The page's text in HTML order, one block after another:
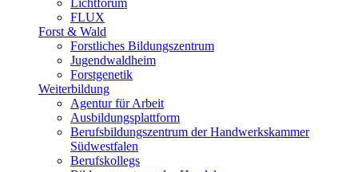
Lichtforum
FLUX
Forst & Wald
Forstliches Bildungszentrum
Jugendwaldheim
Forstgenetik
Weiterbildung
Agentur für Arbeit
Ausbildungsplattform
Berufsbildungszentrum der Handwerkskammer
Südwestfalen
Berufskollegs